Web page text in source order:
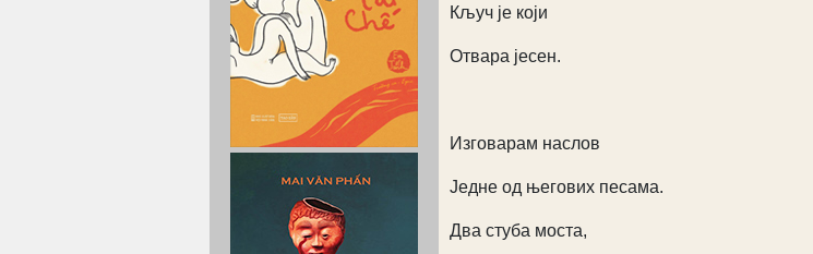
Кључ је који
Отвара јесен.
Изговарам наслов
Једне од његових песама.
Два стуба моста,